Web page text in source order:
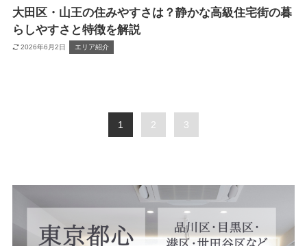
大田区・山王の住みやすさは？静かな高級住宅街の暮
らしやすさと特徴を解説
2026年6月2日 エリア紹介
1 2 3